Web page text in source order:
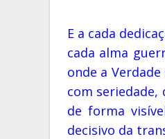
E a cada
cada alma
onde a
com seriedade,
de forma
decisivo da